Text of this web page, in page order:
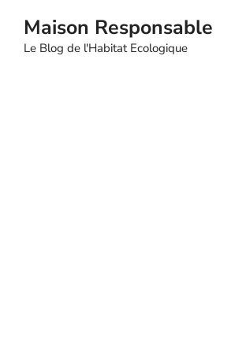
contenu
Maison Responsable
Le Blog de l'Habitat Ecologique